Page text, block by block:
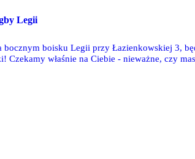
Legii
boisku Legii przy Łazienkowskiej 3,
Czekamy właśnie na Ciebie - nieważne, czy